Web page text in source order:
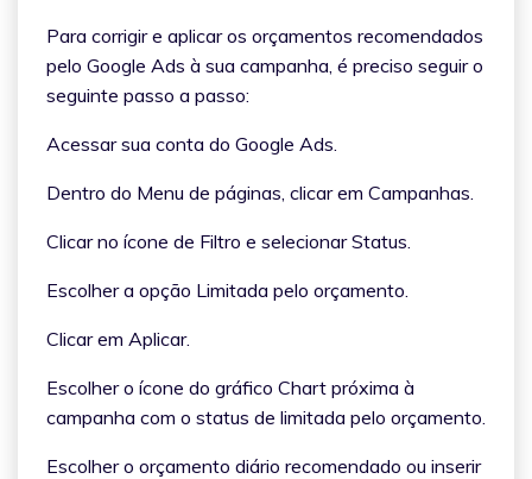
Para corrigir e aplicar os orçamentos recomendados
pelo Google Ads à sua campanha, é preciso seguir o
seguinte passo a passo:
Acessar sua conta do Google Ads.
Dentro do Menu de páginas, clicar em Campanhas.
Clicar no ícone de Filtro e selecionar Status.
Escolher a opção Limitada pelo orçamento.
Clicar em Aplicar.
Escolher o ícone do gráfico Chart próxima à
campanha com o status de limitada pelo orçamento.
Escolher o orçamento diário recomendado ou inserir